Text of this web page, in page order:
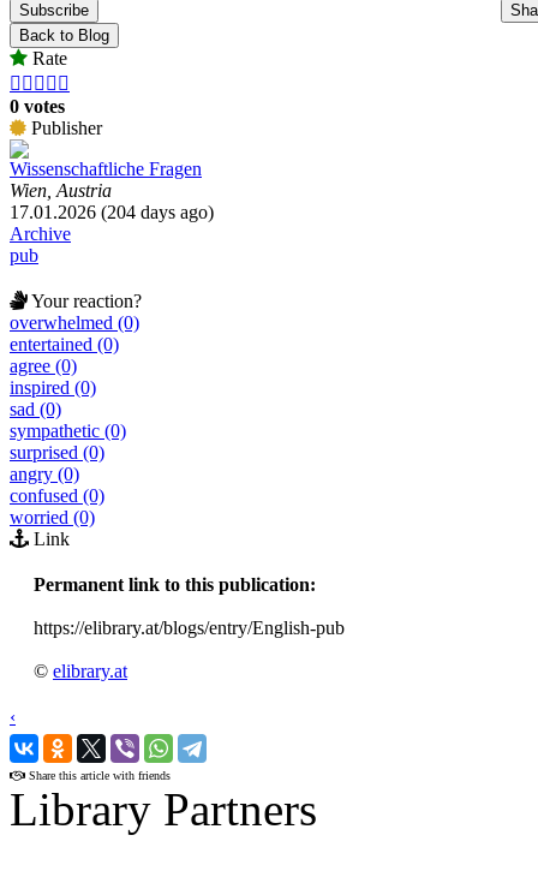
Subscribe
Back to Blog
Rate
    
0 votes
Publisher
Wissenschaftliche Fragen
Wien, Austria
17.01.2026 (204 days ago)
Archive
pub
Your reaction?
overwhelmed (0)
entertained (0)
agree (0)
inspired (0)
sad (0)
sympathetic (0)
surprised (0)
angry (0)
confused (0)
worried (0)
Link
Permanent link to this publication:
https://elibrary.at/blogs/entry/English-pub
© elibrary.at
‹
›
Share this article with friends
Library Partners